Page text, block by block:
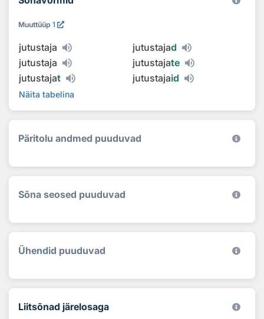
Muuttüüp 1
jutustaja jutustajad
jutustaja
jutustajate
jutustajat jutustajaid
Näita tabelina
Päritolu andmed puuduvad
Sõna seosed puuduvad
Ühendid puuduvad
Liitsõnad järelosaga